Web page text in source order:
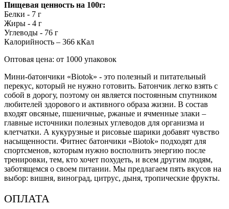
Пищевая ценность на 100г:
Белки - 7 г
Жиры - 4 г
Углеводы - 76 г
Калорийность – 366 кКал
Оптовая цена: от 1000 упаковок
Мини-батончики «Biotok» - это полезный и питательный
перекус, который не нужно готовить. Батончик легко взять с
собой в дорогу, поэтому он является постоянным спутником
любителей здорового и активного образа жизни. В состав
входят овсяные, пшеничные, ржаные и ячменные злаки –
главные источники полезных углеводов для организма и
клетчатки. А кукурузные и рисовые шарики добавят чувство
насыщенности. Фитнес батончики «Biotok» подходят для
спортсменов, которым нужно восполнить энергию после
тренировки, тем, кто хочет похудеть, и всем другим людям,
заботящемся о своем питании. Мы предлагаем пять вкусов на
выбор: вишня, виноград, цитрус, дыня, тропические фрукты.
ОПЛАТА